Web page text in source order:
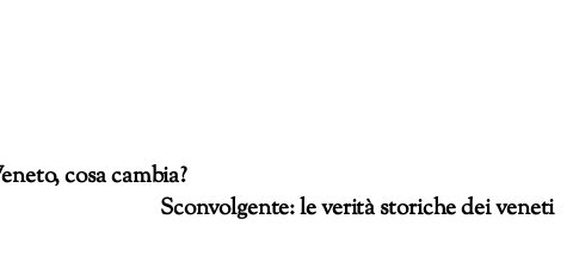
cosa cambia?
Sconvolgente: le verità storiche dei veneti